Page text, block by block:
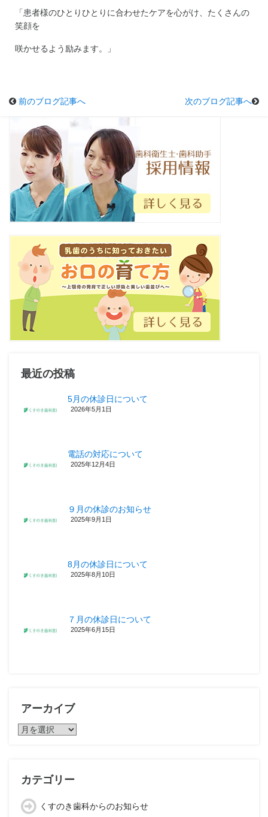
「患者様のひとりひとりに合わせたケアを心がけ、たくさんの
笑顔を
咲かせるよう励みます。」
前のブログ記事へ 次のブログ記事へ
最近の投稿
5月の休診日について
2026年5月1日
電話の対応について
2025年12月4日
９月の休診のお知らせ
2025年9月1日
8月の休診日について
2025年8月10日
７月の休診日について
2025年6月15日
アーカイブ
ア
ブ
カテゴリー
くすのき歯科からのお知らせ